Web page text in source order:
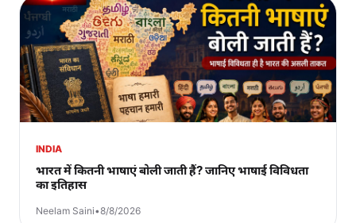
INDIA
भारत में कितनी भाषाएं बोली जाती हैं? जानिए भाषाई विविधता
का इतिहास
Neelam Saini•8/8/2026